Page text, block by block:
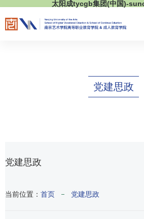
太阳成tycgb集团(中国)-
党建思政
党建思政
当前位置： 首页 党建思政